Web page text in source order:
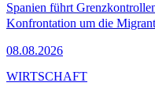
Spanien führt
Konfrontation um die
08.08.2026
WIRTSCHAFT